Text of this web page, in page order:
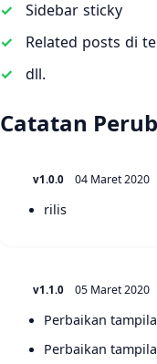
Sidebar sticky
Related posts di
dll.
Catatan
v1.0.0 04 Maret 2020
rilis
v1.1.0 05 Maret 2020
Perbaikan
Perbaikan